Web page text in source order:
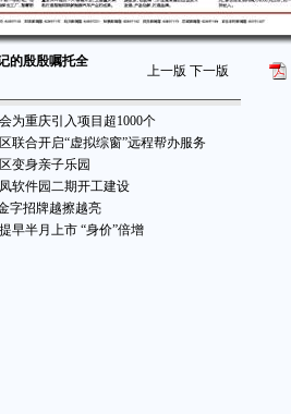
的殷殷嘱托全
上一版 下一版
为重庆引入项目超1000个
联合开启“虚拟综窗”远程帮办服务
变身亲子乐园
软件园二期开工建设
字招牌越擦越亮
早半月上市 “身价”倍增